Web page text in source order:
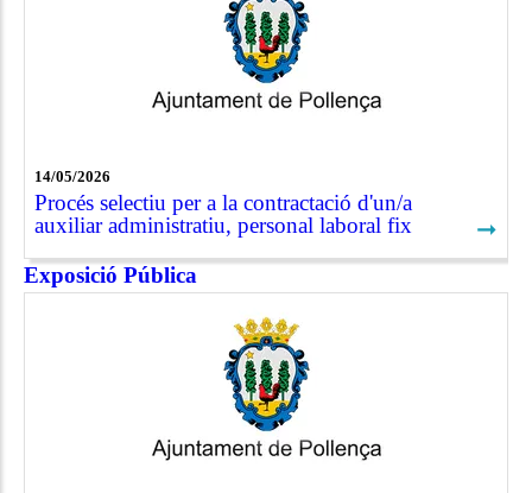
14/05/2026
Procés selectiu per a la contractació d'un/a
auxiliar administratiu, personal laboral fix
➞
Exposició Pública